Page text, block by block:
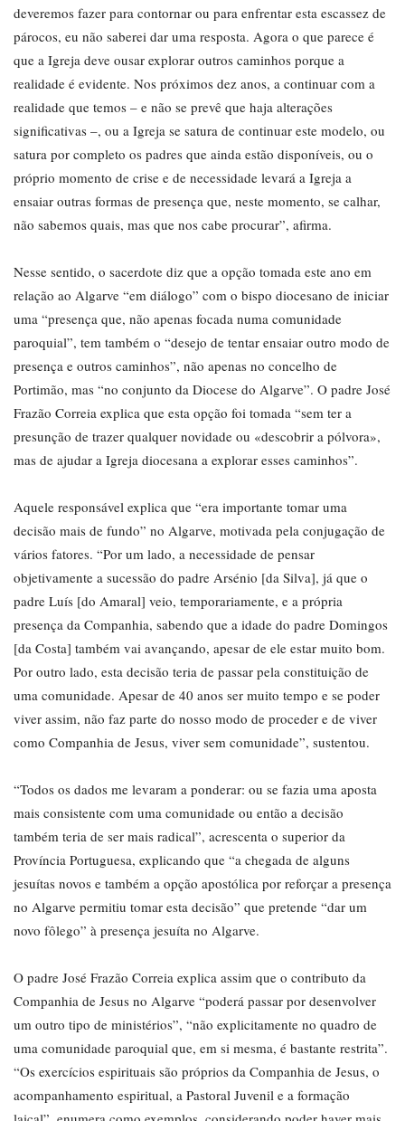
deveremos fazer para contornar ou para enfrentar esta escassez de
párocos, eu não saberei dar uma resposta. Agora o que parece é
que a Igreja deve ousar explorar outros caminhos porque a
realidade é evidente. Nos próximos dez anos, a continuar com a
realidade que temos – e não se prevê que haja alterações
significativas –, ou a Igreja se satura de continuar este modelo, ou
satura por completo os padres que ainda estão disponíveis, ou o
próprio momento de crise e de necessidade levará a Igreja a
ensaiar outras formas de presença que, neste momento, se calhar,
não sabemos quais, mas que nos cabe procurar”, afirma.
Nesse sentido, o sacerdote diz que a opção tomada este ano em
relação ao Algarve “em diálogo” com o bispo diocesano de iniciar
uma “presença que, não apenas focada numa comunidade
paroquial”, tem também o “desejo de tentar ensaiar outro modo de
presença e outros caminhos”, não apenas no concelho de
Portimão, mas “no conjunto da Diocese do Algarve”. O padre José
Frazão Correia explica que esta opção foi tomada “sem ter a
presunção de trazer qualquer novidade ou «descobrir a pólvora»,
mas de ajudar a Igreja diocesana a explorar esses caminhos”.
Aquele responsável explica que “era importante tomar uma
decisão mais de fundo” no Algarve, motivada pela conjugação de
vários fatores. “Por um lado, a necessidade de pensar
objetivamente a sucessão do padre Arsénio [da Silva], já que o
padre Luís [do Amaral] veio, temporariamente, e a própria
presença da Companhia, sabendo que a idade do padre Domingos
[da Costa] também vai avançando, apesar de ele estar muito bom.
Por outro lado, esta decisão teria de passar pela constituição de
uma comunidade. Apesar de 40 anos ser muito tempo e se poder
viver assim, não faz parte do nosso modo de proceder e de viver
como Companhia de Jesus, viver sem comunidade”, sustentou.
“Todos os dados me levaram a ponderar: ou se fazia uma aposta
mais consistente com uma comunidade ou então a decisão
também teria de ser mais radical”, acrescenta o superior da
Província Portuguesa, explicando que “a chegada de alguns
jesuítas novos e também a opção apostólica por reforçar a presença
no Algarve permitiu tomar esta decisão” que pretende “dar um
novo fôlego” à presença jesuíta no Algarve.
O padre José Frazão Correia explica assim que o contributo da
Companhia de Jesus no Algarve “poderá passar por desenvolver
um outro tipo de ministérios”, “não explicitamente no quadro de
uma comunidade paroquial que, em si mesma, é bastante restrita”.
“Os exercícios espirituais são próprios da Companhia de Jesus, o
acompanhamento espiritual, a Pastoral Juvenil e a formação